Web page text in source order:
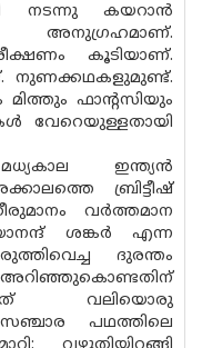
നടന്നു കയറാൻ
അനുഗ്രഹമാണ്.
കൂടിയാണ്.
നുണക്കഥകളുമുണ്ട്.
ഫാന്റസിയും
വേറെയുള്ളതായി
ഇന്ത്യൻ
ബ്രിട്ടീഷ്
വർത്തമാന
ശങ്കർ എന്ന
ദുരന്തം
വലിയൊരു
പഥത്തിലെ